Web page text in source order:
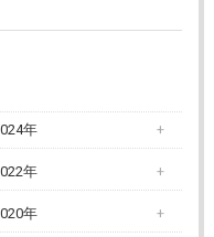
年
年
年